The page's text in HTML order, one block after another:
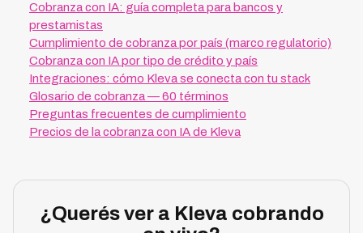
Cobranza con IA: guía completa para bancos y
prestamistas
Cumplimiento de cobranza por país (marco regulatorio)
Cobranza con IA por tipo de crédito y país
Integraciones: cómo Kleva se conecta con tu stack
Glosario de cobranza — 60 términos
Preguntas frecuentes de cumplimiento
Precios de la cobranza con IA de Kleva
¿Querés ver a Kleva cobrando